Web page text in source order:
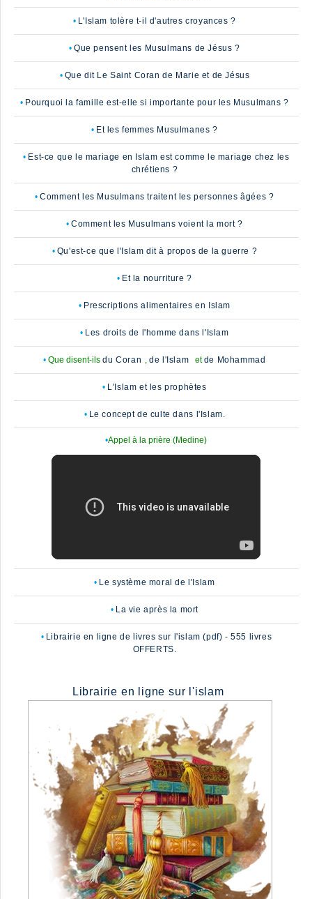
L'Islam tolère t-il d'autres croyances ?
Que pensent les Musulmans de Jésus ?
Que dit Le Saint Coran de Marie et de Jésus
Pourquoi la famille est-elle si importante pour les Musulmans ?
Et les femmes Musulmanes ?
Est-ce que le mariage en Islam est comme le mariage chez les
chrétiens ?
Comment les Musulmans traitent les personnes âgées ?
Comment les Musulmans voient la mort ?
Qu'est-ce que l'Islam dit à propos de la guerre ?
Et la nourriture ?
Prescriptions alimentaires en Islam
Les droits de l'homme dans l'Islam
Que disent-ilsdu Coran ,de l'Islam etde Mohammad
L'Islam et les prophètes
Le concept de culte dans l'Islam.
Appel à la prière (Medine)
Le système moral de l'Islam
La vie après la mort
Librairie en ligne de livres sur l'islam (pdf) - 555 livres
OFFERTS.
Librairie en ligne sur l'islam